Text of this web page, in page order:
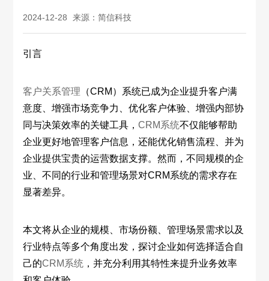
2024-12-28 来源：简信科技
引言
客户关系管理 （CRM）系统已成为企业提升客户满
意度、增强市场竞争力、优化客户体验、增强内部协
同与决策效率的关键工具，CRM系统不仅能够帮助
企业更好地管理客户信息，还能优化销售流程、并为
企业提供宝贵的运营数据支撑。然而，不同规模的企
业、不同的行业和管理场景对CRM系统的需求存在
显著差异。
本文将从企业的规模、市场份额、管理场景需求以及
行业特点等多个角度出发，探讨企业如何选择适合自
己的CRM系统 ，并充分利用其特性来提升业务效率